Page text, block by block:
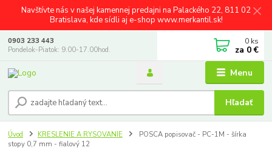
Navštívte nás v našej kamennej predajni na Palackého 22, 811 02
Bratislava, kde sídli aj e-shop www.merkantil.sk!
Menu
Hľadať
0903 233 443
Pondelok-Piatok: 9.00-17.00hod.
0 ks
za 0 €
Úvod KRESLENIE A RYSOVANIE
POSCA popisovač - PC-1M - šírka
stopy 0,7 mm - fialový 12